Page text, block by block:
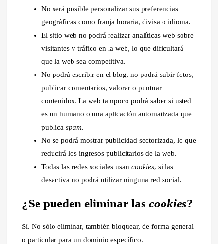
No será posible personalizar sus preferencias
geográficas como franja horaria, divisa o idioma.
El sitio web no podrá realizar analíticas web sobre
visitantes y tráfico en la web, lo que dificultará
que la web sea competitiva.
No podrá escribir en el blog, no podrá subir fotos,
publicar comentarios, valorar o puntuar
contenidos. La web tampoco podrá saber si usted
es un humano o una aplicación automatizada que
publica spam.
No se podrá mostrar publicidad sectorizada, lo que
reducirá los ingresos publicitarios de la web.
Todas las redes sociales usan cookies, si las
desactiva no podrá utilizar ninguna red social.
¿Se pueden eliminar las cookies?
Sí. No sólo eliminar, también bloquear, de forma general
o particular para un dominio específico.